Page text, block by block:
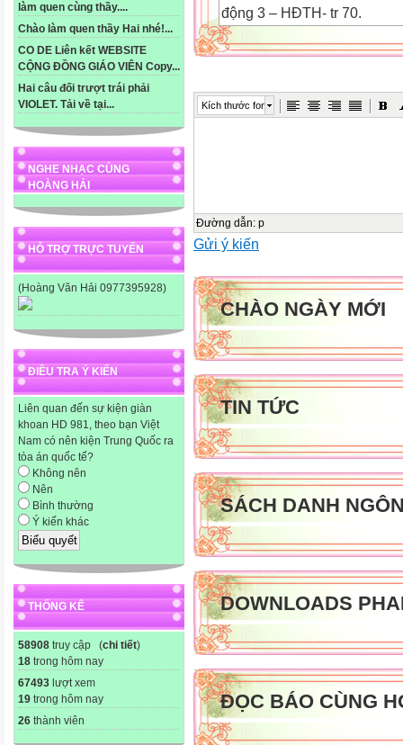
làm quen cùng thầy....
Chào làm quen thầy Hai nhé!...
CO DE Liên kết WEBSITE
CỘNG ĐỒNG GIÁO VIÊN Copy...
Hai câu đối trượt trái phải
VIOLET. Tải về tại...
NGHE NHẠC CÙNG
HOÀNG HẢI
HỖ TRỢ TRỰC TUYẾN
(Hoàng Văn Hải 0977395928)
ĐIỀU TRA Ý KIẾN
Liên quan đến sự kiện giàn
khoan HD 981, theo bạn Việt
Nam có nên kiện Trung Quốc ra
tòa án quốc tế?
Không nên
Nên
Bình thường
Ý kiến khác
THỐNG KÊ
58908 truy cập (chi tiết)
18 trong hôm nay
67493 lượt xem
19 trong hôm nay
26 thành viên
động 3 – HĐTH- tr 70.
II-NỘI DUNG ĐIỀU CHỈNH :
-Hoạt động 4 tr 71 – HĐTH
III-RÚT KINH NGHIỆM :
NHẬT KÝ DẠY HỌC
Môn : Tiếng Việt
Bài 6B : EM LÀ CON
I-CHUẨN BỊ :
- 5 Phiếu bài tập cho 5
-Bảng lớp kẻ sẵn ô chữ ở
- 5 Bảng nhóm để thực
Kích thước font
Đường dẫn: p
Gửi ý kiến
CHÀO NGÀY MỚI
TIN TỨC
SÁCH DANH
DOWNLOADS
ĐỌC BÁO CÙNG